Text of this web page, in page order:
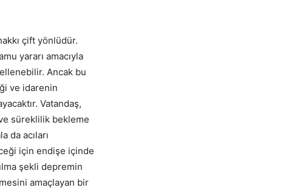
çift yönlüdür.
yararı amacıyla
Ancak bu
ve idarenin
Vatandaş,
süreklilik bekleme
da acıları
için endişe içinde
şekli depremin
amaçlayan bir